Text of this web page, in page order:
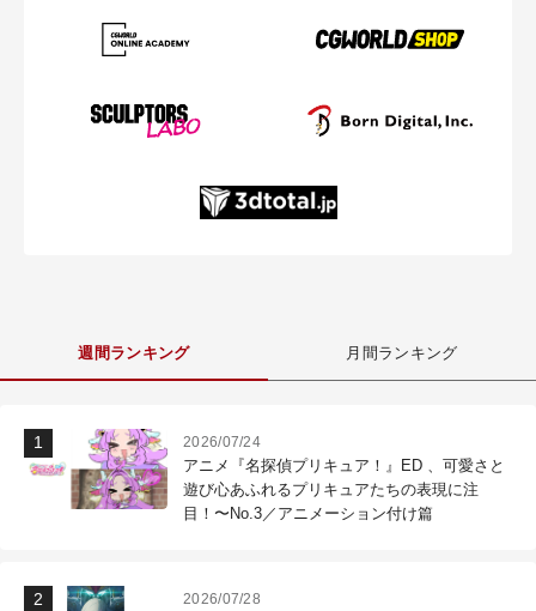
週間ランキング 月間ランキング
2026/07/24
アニメ『名探偵プリキュア！』ED 、可愛さと
遊び心あふれるプリキュアたちの表現に注
目！〜No.3／アニメーション付け篇
2026/07/28